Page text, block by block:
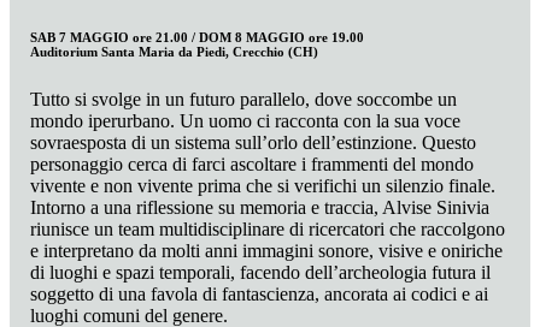
SAB 7 MAGGIO ore 21.00 / DOM 8 MAGGIO ore 19.00
Auditorium Santa Maria da Piedi, Crecchio (CH)
Tutto si svolge in un futuro parallelo, dove soccombe un
mondo iperurbano. Un uomo ci racconta con la sua voce
sovraesposta di un sistema sull’orlo dell’estinzione. Questo
personaggio cerca di farci ascoltare i frammenti del mondo
vivente e non vivente prima che si verifichi un silenzio finale.
Intorno a una riflessione su memoria e traccia, Alvise Sinivia
riunisce un team multidisciplinare di ricercatori che raccolgono
e interpretano da molti anni immagini sonore, visive e oniriche
di luoghi e spazi temporali, facendo dell’archeologia futura il
soggetto di una favola di fantascienza, ancorata ai codici e ai
luoghi comuni del genere.